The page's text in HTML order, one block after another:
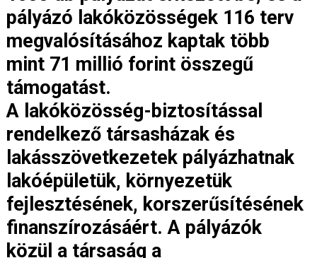
pályázó lakóközösségek 116 terv
megvalósításához kaptak több
mint 71 millió forint összegű
támogatást.
A lakóközösség-biztosítással
rendelkező társasházak és
lakásszövetkezetek pályázhatnak
lakóépületük, környezetük
fejlesztésének, korszerűsítésének
finanszírozásáért. A pályázók
közül a társaság a